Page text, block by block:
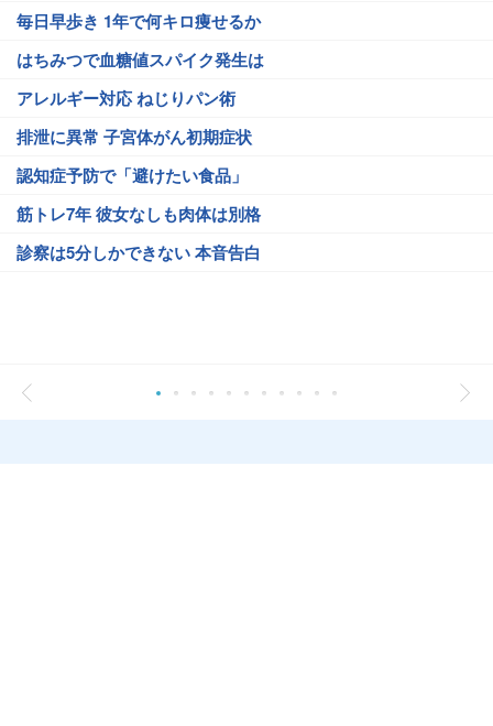
毎日早歩き 1年で何キロ痩せるか
はちみつで血糖値スパイク発生は
アレルギー対応 ねじりパン術
排泄に異常 子宮体がん初期症状
認知症予防で「避けたい食品」
筋トレ7年 彼女なしも肉体は別格
診察は5分しかできない 本音告白